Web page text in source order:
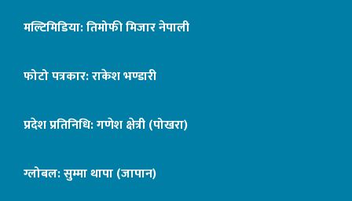
मल्टिमिडिया: तिमोफी मिजार नेपाली
फोटो पत्रकार: राकेश भण्डारी
प्रदेश प्रतिनिधि: गणेश क्षेत्री (पोखरा)
ग्लोबल: सुम्मा थापा (जापान)